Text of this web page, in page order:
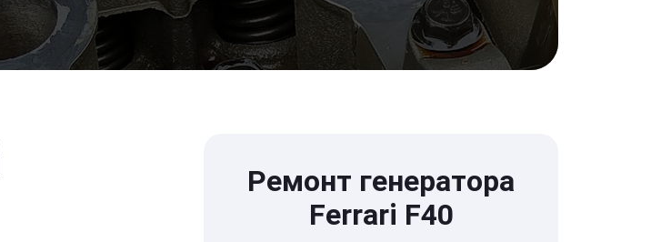
Ремонт генератора
Ferrari F40